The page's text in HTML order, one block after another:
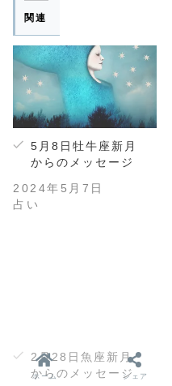
関連
5月8日牡牛座新月
からのメッセージ
2024年5月7日
占い
2月28日魚座新月
からのメッセージ
ホーム シェア